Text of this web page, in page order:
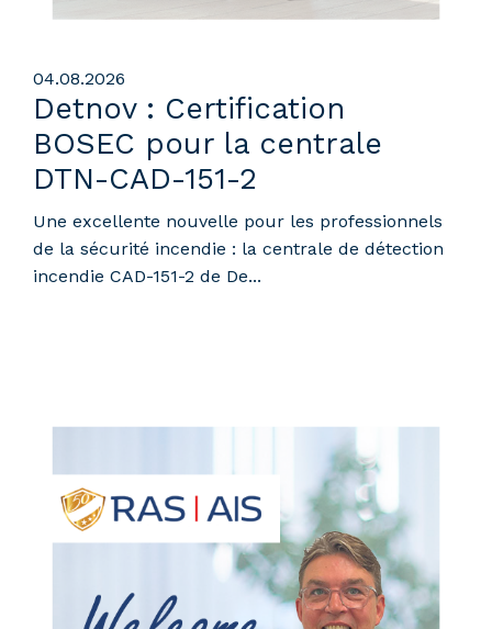
04.08.2026
Detnov : Certification
BOSEC pour la centrale
DTN-CAD-151-2
Une excellente nouvelle pour les professionnels
de la sécurité incendie : la centrale de détection
incendie CAD-151-2 de De...